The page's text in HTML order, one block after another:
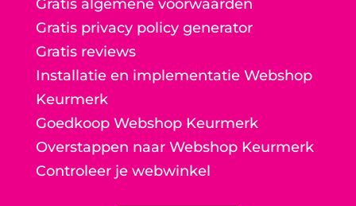
Gratis algemene voorwaarden
Gratis privacy policy generator
Gratis reviews
Installatie en implementatie Webshop
Keurmerk
Goedkoop Webshop Keurmerk
Overstappen naar Webshop Keurmerk
Controleer je webwinkel